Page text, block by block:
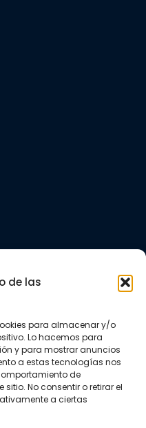
de las
para almacenar y/o
Lo hacemos para
y para mostrar anuncios
a estas tecnologías nos
de
No consentir o retirar el
a ciertas